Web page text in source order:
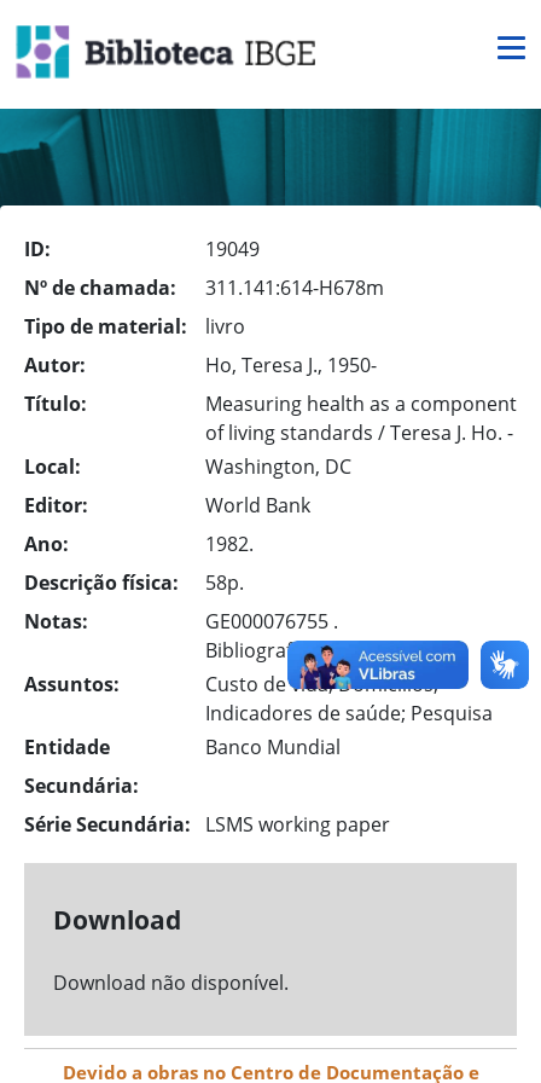
ID:
19049
Nº de chamada:
311.141:614-H678m
Tipo de material:
livro
Autor:
Ho, Teresa J., 1950-
Título:
Measuring health as a component
of living standards / Teresa J. Ho. -
Local:
Washington, DC
Editor:
World Bank
Ano:
1982.
Descrição física:
58p.
Notas:
GE000076755 .
Bibliografia: p. 56-58.
Assuntos:
Custo de vida; Domicílios;
Indicadores de saúde; Pesquisa
Entidade
Secundária:
Banco Mundial
Série Secundária: LSMS working paper
Download
Download não disponível.
Devido a obras no Centro de Documentação e